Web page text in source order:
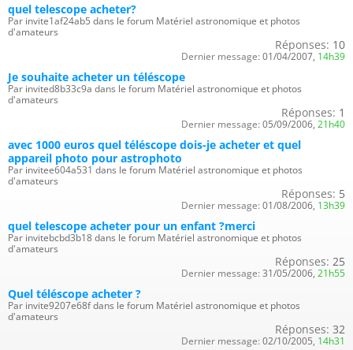
quel telescope acheter?
Par invite1af24ab5 dans le forum Matériel astronomique et photos
d'amateurs
Réponses: 10
Dernier message: 01/04/2007, 14h39
Je souhaite acheter un téléscope
Par invited8b33c9a dans le forum Matériel astronomique et photos
d'amateurs
Réponses: 1
Dernier message: 05/09/2006, 21h40
avec 1000 euros quel téléscope dois-je acheter et quel
appareil photo pour astrophoto
Par invitee604a531 dans le forum Matériel astronomique et photos
d'amateurs
Réponses: 5
Dernier message: 01/08/2006, 13h39
quel telescope acheter pour un enfant ?merci
Par invitebcbd3b18 dans le forum Matériel astronomique et photos
d'amateurs
Réponses: 25
Dernier message: 31/05/2006, 21h55
Quel téléscope acheter ?
Par invite9207e68f dans le forum Matériel astronomique et photos
d'amateurs
Réponses: 32
Dernier message: 02/10/2005, 14h31